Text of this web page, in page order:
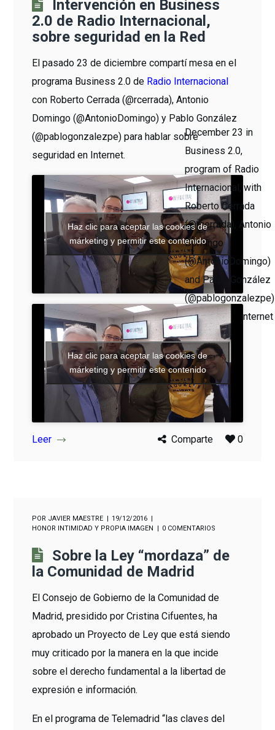
Intervención en Business
2.0 de Radio Internacional,
sobre seguridad en la Red
El pasado 23 de diciembre compartí mesa en el
programa Business 2.0 de Radio Internacional
con Roberto Cerrada (@rcerrada), Antonio
Domingo (@AntonioDomingo) y Pablo González
(@pablogonzalezpe) para hablar sobre
seguridad en Internet.
December 23 in
Business 2.0,
program of Radio
Internacional, with
Roberto Cerrada
(@rcerrada), Antonio
Domingo
(@AntonioDomingo)
and Pablo González
(@pablogonzalezpe)
to talk about Internet
security.
Haz clic para aceptar las cookies de
márketing y permitir este contenido
Haz clic para aceptar las cookies de
márketing y permitir este contenido
Leer Comparte 0
POR JAVIER MAESTRE
19/12/2016
HONOR INTIMIDAD Y PROPIA IMAGEN
0 COMENTARIOS
Sobre la Ley “mordaza” de
la Comunidad de Madrid
El Consejo de Gobierno de la Comunidad de
Madrid, presidido por Cristina Cifuentes, ha
aprobado un Proyecto de Ley que está siendo
muy criticado por la manera en la que incide
sobre el derecho fundamental a la libertad de
expresión e información.
En el programa de Telemadrid “las claves del